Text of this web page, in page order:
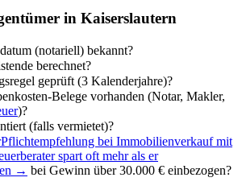
in Kaiserslautern
(notariell) bekannt?
berechnet?
geprüft (3 Kalenderjahre)?
Belege vorhanden (Notar, Makler,
)?
(falls vermietet)?
Pflichtempfehlung bei Immobilienverkauf mit
spart oft mehr als er
→ bei Gewinn über 30.000 € einbezogen?